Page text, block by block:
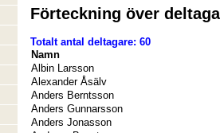
Förteckning över
Totalt antal deltagare: 60
Namn
Albin Larsson
Alexander Åsälv
Anders Berntsson
Anders Gunnarsson
Anders Jonasson